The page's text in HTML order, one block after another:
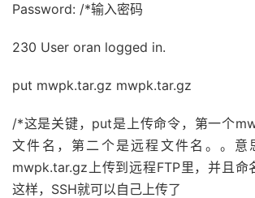
Password: /*输入密码
230 User oran logged in.
put mwpk.tar.gz mwpk.tar.gz
/*这是关键，put是上传命令，第一个
文件名，第二个是远程文件名。。意
mwpk.tar.gz上传到远程FTP里，并且命
这样，SSH就可以自己上传了